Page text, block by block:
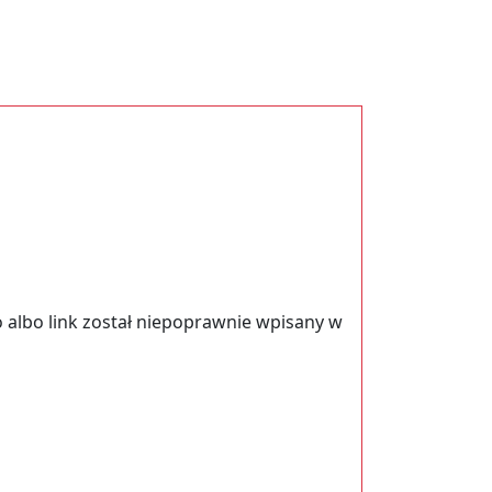
link został niepoprawnie wpisany w